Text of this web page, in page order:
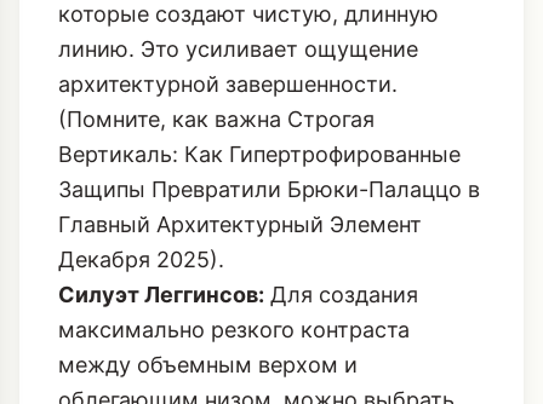
которые создают чистую, длинную
линию. Это усиливает ощущение
архитектурной завершенности.
(Помните, как важна Строгая
Вертикаль: Как Гипертрофированные
Защипы Превратили Брюки-Палаццо в
Главный Архитектурный Элемент
Декабря 2025).
Силуэт Леггинсов: Для создания
максимально резкого контраста
между объемным верхом и